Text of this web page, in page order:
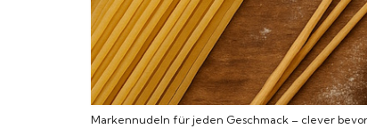
Markennudeln für jeden Geschmack – clever